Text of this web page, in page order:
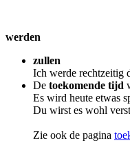
werden
zullen
Ich werde rechtzeitig
De toekomende tijd
Es wird heute etwas
Du wirst es wohl
Zie ook de pagina